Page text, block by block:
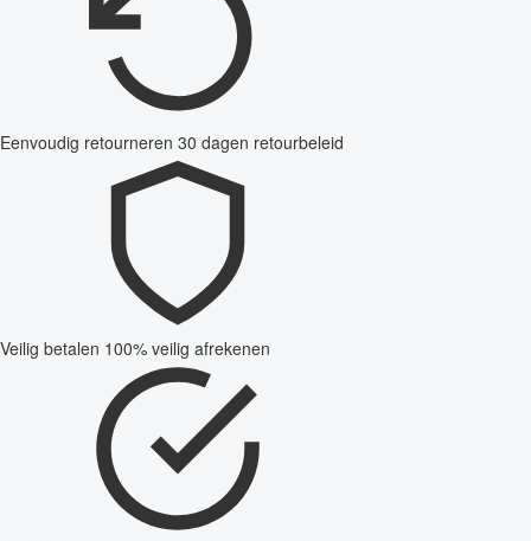
Eenvoudig retourneren 30 dagen retourbeleid
Veilig betalen 100% veilig afrekenen